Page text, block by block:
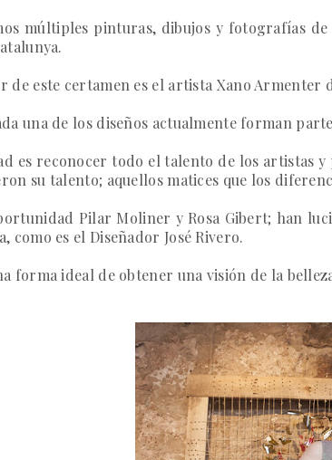
múltiples pinturas, dibujos y fotografías
.
de este certamen es el artista Xano Armenter
una de los diseños actualmente forman
es reconocer todo el talento de los artistas
su talento; aquellos matices que los
Pilar Moliner y Rosa Gibert; han
como es el Diseñador José Rivero.
forma ideal de obtener una visión de la